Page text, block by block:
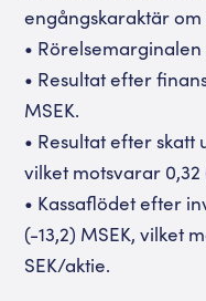
engångskaraktär om
• Rörelsemarginalen
• Resultat efter
MSEK.
• Resultat efter skatt
vilket motsvarar 0,32
• Kassaflödet efter
(-13,2) MSEK, vilket
SEK/aktie.